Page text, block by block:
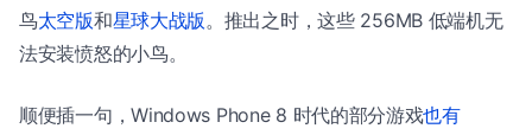
鸟太空版和星球大战版。推出之时，这些 256MB 低端机无
法安装愤怒的小鸟。
顺便插一句，Windows Phone 8 时代的部分游戏也有